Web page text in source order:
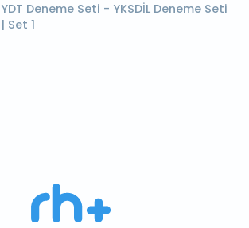
YDT Deneme Seti - YKSDİL Deneme Seti
| Set 1